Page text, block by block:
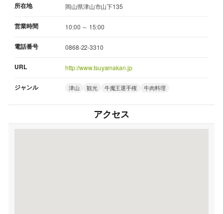
所在地 岡山県津山市山下135
営業時間 10:00 ～ 15:00
電話番号 0868-22-3310
URL http://www.tsuyamakan.jp
ジャンル 津山 観光 牛魔王選手権 牛肉料理
アクセス